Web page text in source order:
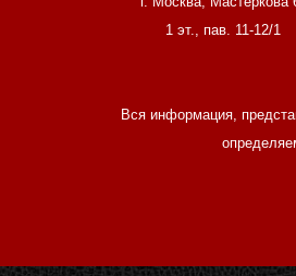
1 эт., пав. 11-12/1
Вся информация,